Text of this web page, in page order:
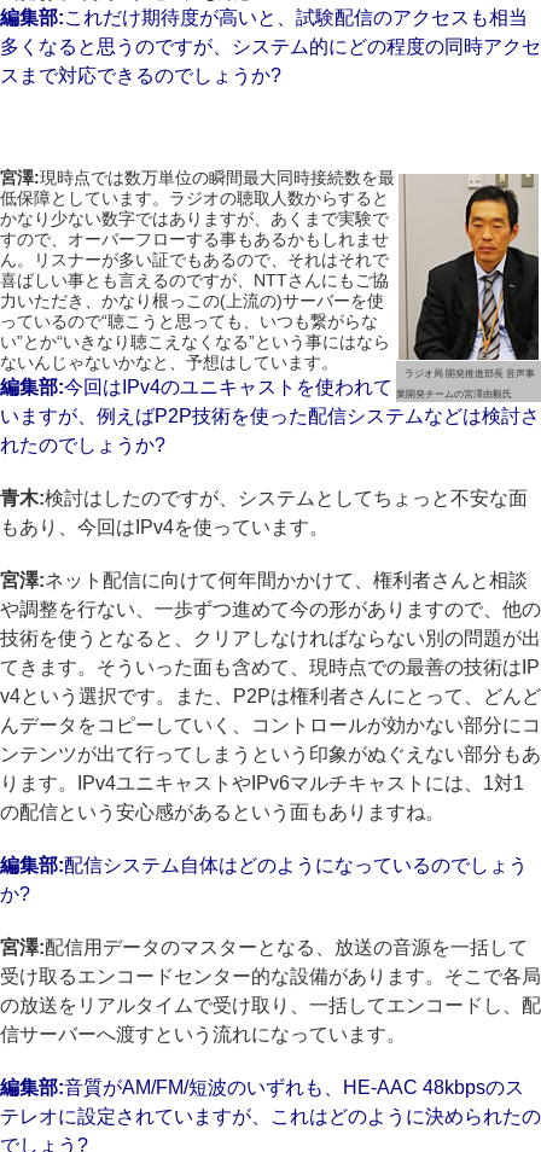
編集部:これだけ期待度が高いと、試験配信のアクセスも相当
多くなると思うのですが、システム的にどの程度の同時アクセ
スまで対応できるのでしょうか?
ラジオ局 開発推進部長 音声事
業開発チームの宮澤由毅氏
宮澤:現時点では数万単位の瞬間最大同時接続数を最
低保障としています。ラジオの聴取人数からすると
かなり少ない数字ではありますが、あくまで実験で
すので、オーバーフローする事もあるかもしれませ
ん。リスナーが多い証でもあるので、それはそれで
喜ばしい事とも言えるのですが、NTTさんにもご協
力いただき、かなり根っこの(上流の)サーバーを使
っているので“聴こうと思っても、いつも繋がらな
い”とか“いきなり聴こえなくなる”という事にはなら
ないんじゃないかなと、予想はしています。
編集部:今回はIPv4のユニキャストを使われて
いますが、例えばP2P技術を使った配信システムなどは検討さ
れたのでしょうか?
青木:検討はしたのですが、システムとしてちょっと不安な面
もあり、今回はIPv4を使っています。
宮澤:ネット配信に向けて何年間かかけて、権利者さんと相談
や調整を行ない、一歩ずつ進めて今の形がありますので、他の
技術を使うとなると、クリアしなければならない別の問題が出
てきます。そういった面も含めて、現時点での最善の技術はIP
v4という選択です。また、P2Pは権利者さんにとって、どんど
んデータをコピーしていく、コントロールが効かない部分にコ
ンテンツが出て行ってしまうという印象がぬぐえない部分もあ
ります。IPv4ユニキャストやIPv6マルチキャストには、1対1
の配信という安心感があるという面もありますね。
編集部:配信システム自体はどのようになっているのでしょう
か?
宮澤:配信用データのマスターとなる、放送の音源を一括して
受け取るエンコードセンター的な設備があります。そこで各局
の放送をリアルタイムで受け取り、一括してエンコードし、配
信サーバーへ渡すという流れになっています。
編集部:音質がAM/FM/短波のいずれも、HE-AAC 48kbpsのス
テレオに設定されていますが、これはどのように決められたの
でしょう?